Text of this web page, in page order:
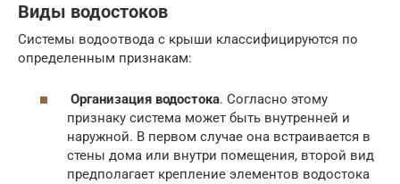
Виды водостоков
Системы водоотвода с крыши классифицируются по
определенным признакам:
Организация водостока. Согласно этому
признаку система может быть внутренней и
наружной. В первом случае она встраивается в
стены дома или внутри помещения, второй вид
предполагает крепление элементов водостока